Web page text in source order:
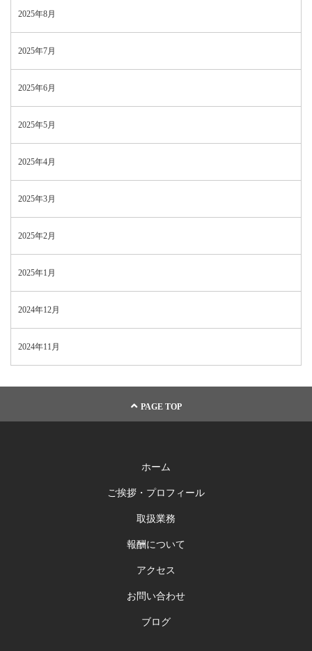
2025年8月
2025年7月
2025年6月
2025年5月
2025年4月
2025年3月
2025年2月
2025年1月
2024年12月
2024年11月
PAGE TOP
ホーム
ご挨拶・プロフィール
取扱業務
報酬について
アクセス
お問い合わせ
ブログ